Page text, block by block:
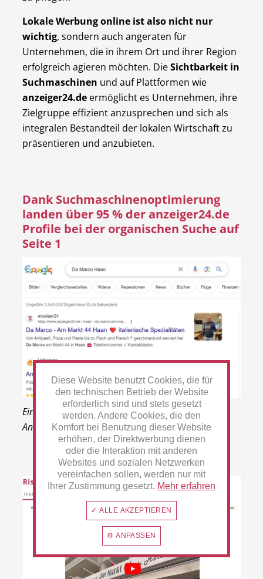
Lokale Werbung online ist also nicht nur
wichtig, sondern auch angeraten für
Unternehmen, die in ihrem Ort und ihrer Region
erfolgreich agieren möchten. DieSichtbarkeit in
Suchmaschinen und auf Plattformen wie
anzeiger24.de ermöglicht es Unternehmen, ihre
Zielgruppe effizient anzusprechen und sich als
integralen Bestandteil der lokalen Wirtschaft zu
präsentieren und anzubieten.
Dank Suchmaschinenoptimierung
landen über 95 % der anzeiger24.de
Profile bei der organischen Suche auf
Seite 1
Ein Beispiel für viele: Pizzeria Da Marco wird auf
Anhieb bei Google gefunden.
Diese Website benutzt Cookies, die für
den technischen Betrieb der Website
erforderlich sind und stets gesetzt
werden. Andere Cookies, die den
Komfort bei Benutzung dieser Website
erhöhen, der Direktwerbung dienen
oder die Interaktion mit anderen
Websites und sozialen Netzwerken
vereinfachen sollen, werden nur mit
Ihrer Zustimmung gesetzt. Mehr erfahren
✓ ALLE AKZEPTIEREN
⚙ ANPASSEN